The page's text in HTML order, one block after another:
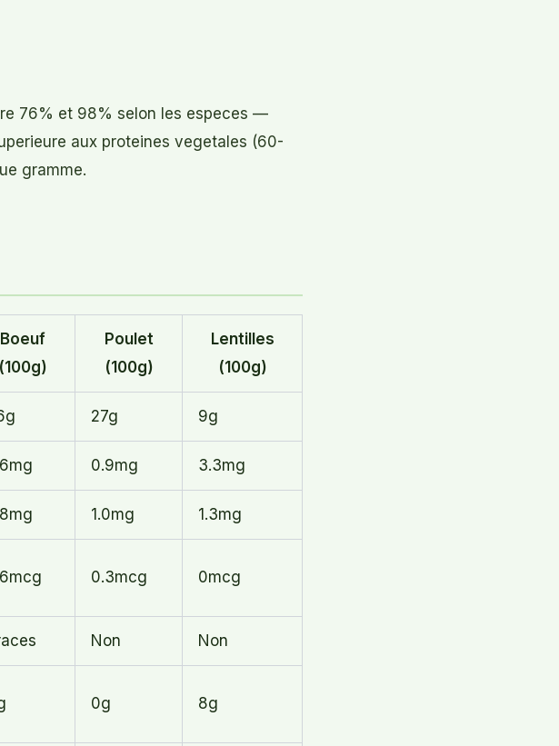
76% et 98% selon les especes —
aux proteines vegetales (60-
gramme.
Boeuf
(100g)
Poulet
(100g)
Lentilles
(100g)
27g 9g
0.9mg 3.3mg
1.0mg 1.3mg
0.3mcg 0mcg
Non Non
0g 8g